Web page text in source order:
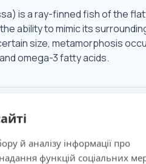
й аналізу інформації про
функцій соціальних
is a ray-finned fish of the
ability to mimic its
size, metamorphosis
omega-3 fatty acids.